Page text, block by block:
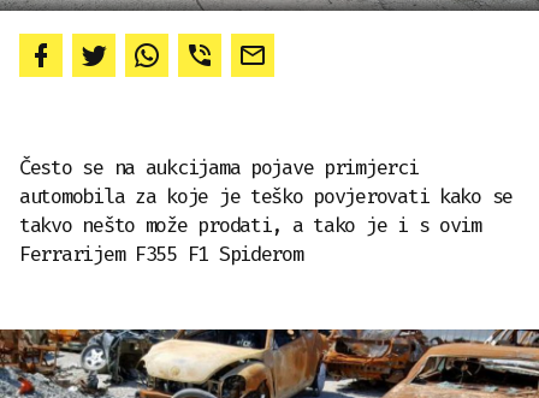
Često se na aukcijama pojave primjerci
automobila za koje je teško povjerovati kako se
takvo nešto može prodati, a tako je i s ovim
Ferrarijem F355 F1 Spiderom